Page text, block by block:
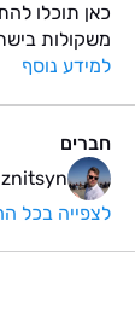
כאן תוכלו
משקולות
למידע נוסף
חברים
לצפייה בכל